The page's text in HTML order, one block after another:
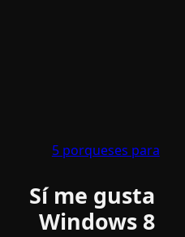
5 porqueses para
Sí me gusta
Windows 8